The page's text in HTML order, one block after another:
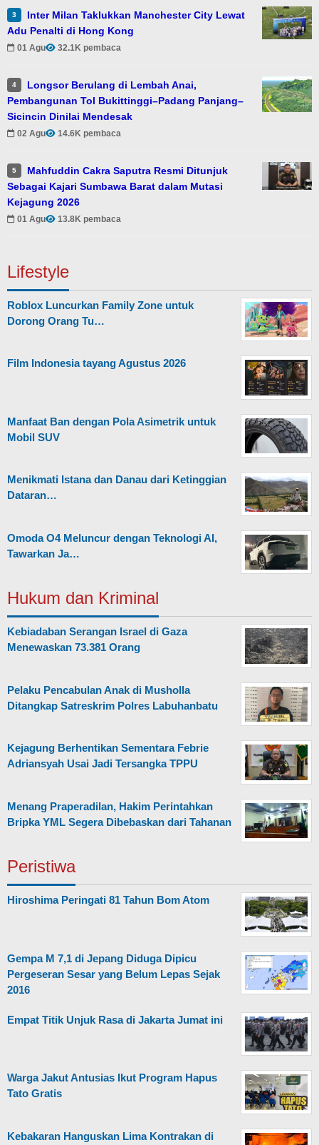
3
Inter Milan Taklukkan Manchester City Lewat
Adu Penalti di Hong Kong
01 Agu 32.1K pembaca
4
Longsor Berulang di Lembah Anai,
Pembangunan Tol Bukittinggi–Padang Panjang–
Sicincin Dinilai Mendesak
02 Agu 14.6K pembaca
5
Mahfuddin Cakra Saputra Resmi Ditunjuk
Sebagai Kajari Sumbawa Barat dalam Mutasi
Kejagung 2026
01 Agu 13.8K pembaca
Lifestyle
Roblox Luncurkan Family Zone untuk
Dorong Orang Tu…
Film Indonesia tayang Agustus 2026
Manfaat Ban dengan Pola Asimetrik untuk
Mobil SUV
Menikmati Istana dan Danau dari Ketinggian
Dataran…
Omoda O4 Meluncur dengan Teknologi AI,
Tawarkan Ja…
Hukum dan Kriminal
Kebiadaban Serangan Israel di Gaza
Menewaskan 73.381 Orang
Pelaku Pencabulan Anak di Musholla
Ditangkap Satreskrim Polres Labuhanbatu
Kejagung Berhentikan Sementara Febrie
Adriansyah Usai Jadi Tersangka TPPU
Menang Praperadilan, Hakim Perintahkan
Bripka YML Segera Dibebaskan dari Tahanan
Peristiwa
Hiroshima Peringati 81 Tahun Bom Atom
Gempa M 7,1 di Jepang Diduga Dipicu
Pergeseran Sesar yang Belum Lepas Sejak
2016
Empat Titik Unjuk Rasa di Jakarta Jumat ini
Warga Jakut Antusias Ikut Program Hapus
Tato Gratis
Kebakaran Hanguskan Lima Kontrakan di